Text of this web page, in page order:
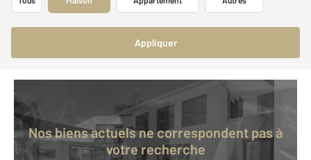
Appliquer
Nos biens actuels ne correspondent pas à
votre recherche